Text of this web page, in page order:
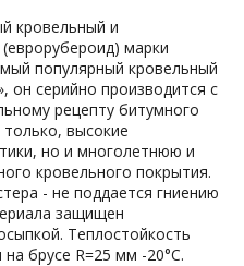
кровельный и
марки
популярный кровельный
серийно производится с
рецепту битумного
высокие
но и многолетнюю и
кровельного покрытия.
- не поддается гниению
защищен
Теплостойкость
брусе R=25 мм -20°С.